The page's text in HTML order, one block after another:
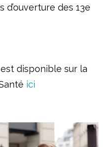
2022-2027 : mettre la
innovants
de la filière santé
d’ouverture des 13e
disponible sur la
ici